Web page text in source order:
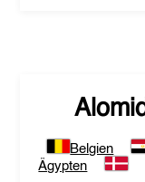
Belgien
Ägypten